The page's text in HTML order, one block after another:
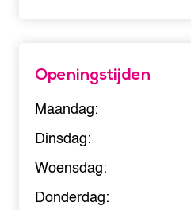
Openingstijden
Maandag:
Dinsdag:
Woensdag:
Donderdag: